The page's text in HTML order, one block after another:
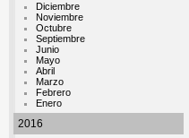
Diciembre
Noviembre
Octubre
Septiembre
Junio
Mayo
Abril
Marzo
Febrero
Enero
2016